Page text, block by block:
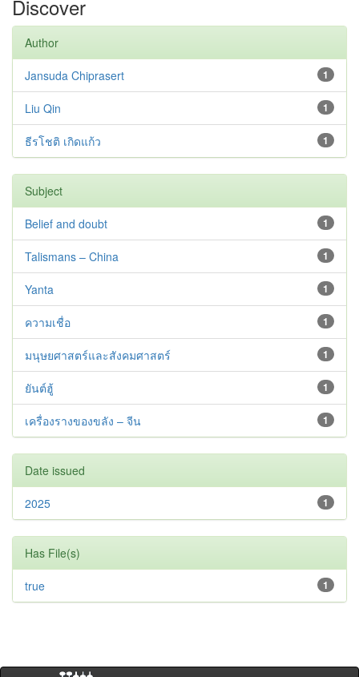
Discover
Author
1
Jansuda Chiprasert
1
Liu Qin
1
ธีรโชติ เกิดแก้ว
Subject
1
Belief and doubt
1
Talismans – China
1
Yanta
1
ความเชื่อ
1
มนุษยศาสตร์และสังคมศาสตร์
1
ยันต์ฮู้
1
เครื่องรางของขลัง – จีน
Date issued
1
2025
Has File(s)
1
true